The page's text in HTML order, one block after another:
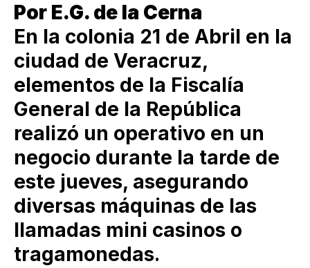
Por E.G. de la Cerna
En la colonia 21 de Abril en la
ciudad de Veracruz,
elementos de la Fiscalía
General de la República
realizó un operativo en un
negocio durante la tarde de
este jueves, asegurando
diversas máquinas de las
llamadas mini casinos o
tragamonedas.